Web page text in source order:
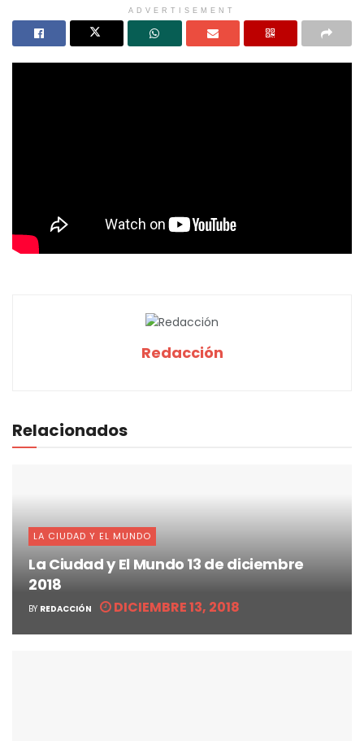
ADVERTISEMENT
Redacción
Relacionados
LA CIUDAD Y EL MUNDO
La Ciudad y El Mundo 13 de diciembre
2018
BY REDACCIÓN DICIEMBRE 13, 2018